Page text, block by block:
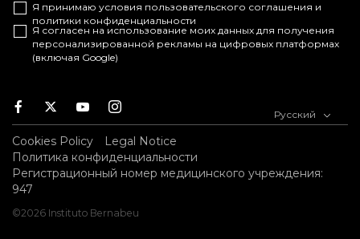
Я принимаю условия пользовательского соглашения и
политики конфиденциальности
Я согласен на использование моих данных для получения
персонализированной рекламы на цифровых платформах
(включая Google)
Facebook
TwitterYoutubeInstagram Русский
Cookies Policy
Legal Notice
Политика конфиденциальности
Регистрационный номер медицинского учреждения:
947
©2026 Instituto Bernabeu